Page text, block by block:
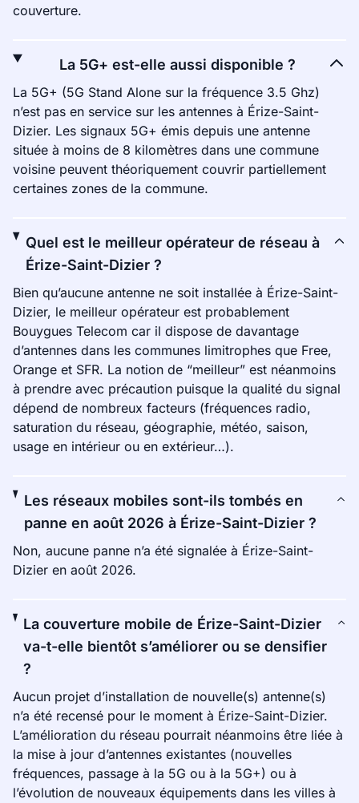
couverture.
La 5G+ est-elle aussi disponible ?
La 5G+ (5G Stand Alone sur la fréquence 3.5 Ghz)
n’est pas en service sur les antennes à Érize-Saint-
Dizier. Les signaux 5G+ émis depuis une antenne
située à moins de 8 kilomètres dans une commune
voisine peuvent théoriquement couvrir partiellement
certaines zones de la commune.
Quel est le meilleur opérateur de réseau à
Érize-Saint-Dizier ?
Bien qu’aucune antenne ne soit installée à Érize-Saint-
Dizier, le meilleur opérateur est probablement
Bouygues Telecom car il dispose de davantage
d’antennes dans les communes limitrophes que Free,
Orange et SFR. La notion de “meilleur” est néanmoins
à prendre avec précaution puisque la qualité du signal
dépend de nombreux facteurs (fréquences radio,
saturation du réseau, géographie, météo, saison,
usage en intérieur ou en extérieur…).
Les réseaux mobiles sont-ils tombés en
panne en août 2026 à Érize-Saint-Dizier ?
Non, aucune panne n’a été signalée à Érize-Saint-
Dizier en août 2026.
La couverture mobile de Érize-Saint-Dizier
va-t-elle bientôt s’améliorer ou se densifier
?
Aucun projet d’installation de nouvelle(s) antenne(s)
n’a été recensé pour le moment à Érize-Saint-Dizier.
L’amélioration du réseau pourrait néanmoins être liée à
la mise à jour d’antennes existantes (nouvelles
fréquences, passage à la 5G ou à la 5G+) ou à
l’évolution de nouveaux équipements dans les villes à